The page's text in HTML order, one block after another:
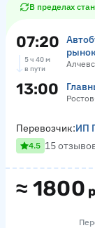
В пределах
07:20
5 ч 40 м
в пути
13:00
≈ 1800
Перевозчик:ИП
4.5 15